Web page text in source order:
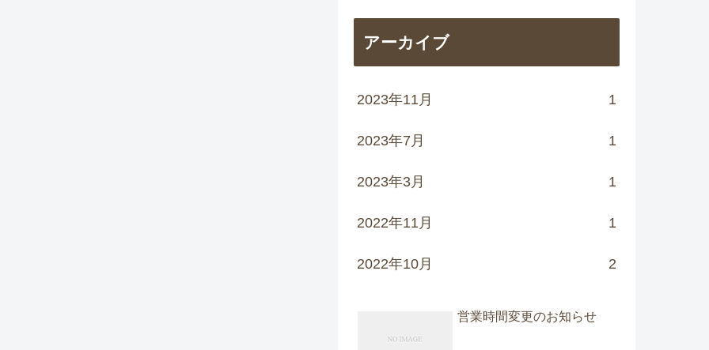
アーカイブ
2023年11月 1
2023年7月 1
2023年3月 1
2022年11月 1
2022年10月 2
営業時間変更のお知らせ